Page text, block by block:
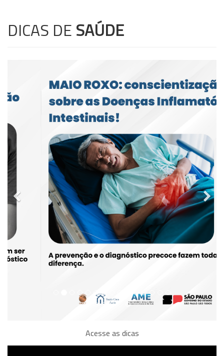
DICAS DE SAÚDE
Acesse as dicas